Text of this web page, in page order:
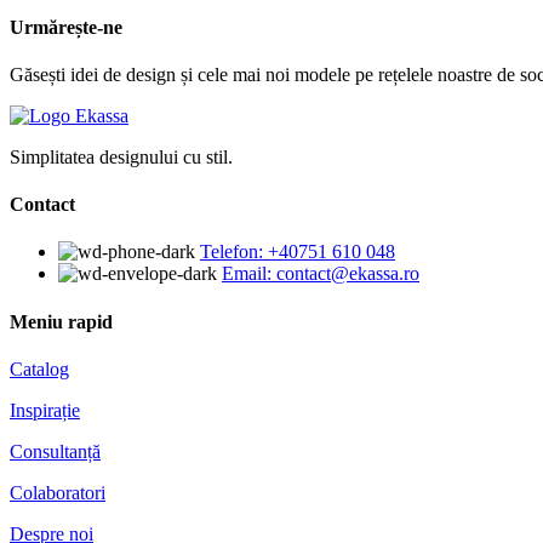
Urmărește-ne
Găsești idei de design și cele mai noi modele pe rețelele noastre de
Simplitatea designului cu stil.
Contact
Telefon: +40751 610 048
Email: contact@ekassa.ro
Meniu rapid
Catalog
Inspirație
Consultanță
Colaboratori
Despre noi